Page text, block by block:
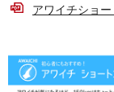
アワイチショ